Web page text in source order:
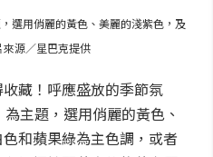
選用俏麗的黃色、美麗的淺紫色，及
源／星巴克提供
藏！呼應盛放的季節氛
主題，選用俏麗的黃色、
和蘋果綠為主色調，或者